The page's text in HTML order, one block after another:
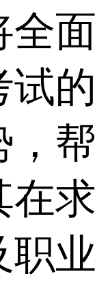
全面
试的
，帮
在求
职业